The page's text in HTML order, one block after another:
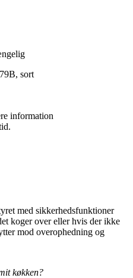
sort
information
med sikkerhedsfunktioner
koger over eller hvis der ikke
mod overophedning og
køkken?